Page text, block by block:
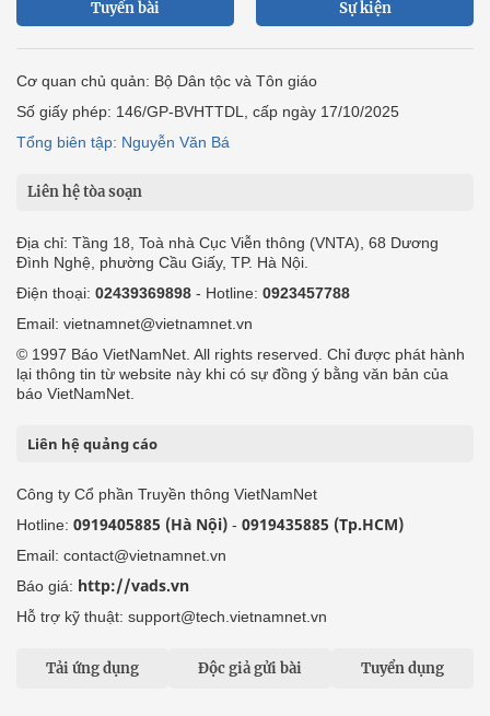
Tuyến bài Sự kiện
Cơ quan chủ quản: Bộ Dân tộc và Tôn giáo
Số giấy phép: 146/GP-BVHTTDL, cấp ngày 17/10/2025
Tổng biên tập: Nguyễn Văn Bá
Liên hệ tòa soạn
Địa chỉ: Tầng 18, Toà nhà Cục Viễn thông (VNTA), 68 Dương
Đình Nghệ, phường Cầu Giấy, TP. Hà Nội.
Điện thoại: 02439369898 - Hotline: 0923457788
Email: vietnamnet@vietnamnet.vn
© 1997 Báo VietNamNet. All rights reserved. Chỉ được phát hành
lại thông tin từ website này khi có sự đồng ý bằng văn bản của
báo VietNamNet.
Liên hệ quảng cáo
Công ty Cổ phần Truyền thông VietNamNet
Hotline: 0919405885 (Hà Nội) - 0919435885 (Tp.HCM)
Email: contact@vietnamnet.vn
Báo giá: http://vads.vn
Hỗ trợ kỹ thuật: support@tech.vietnamnet.vn
Tải ứng dụng Độc giả gửi bài Tuyển dụng